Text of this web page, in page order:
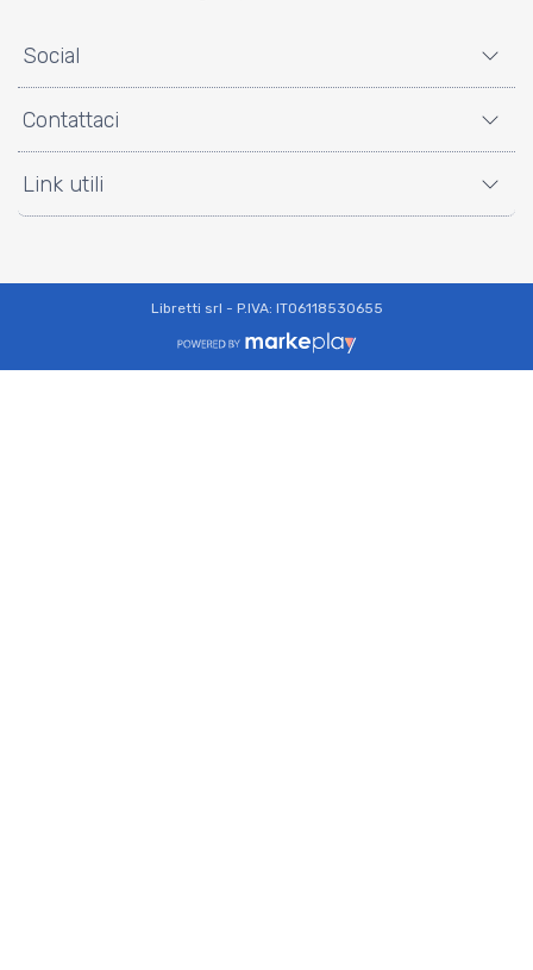
Social
Contattaci
Link utili
Libretti srl - P.IVA: IT06118530655